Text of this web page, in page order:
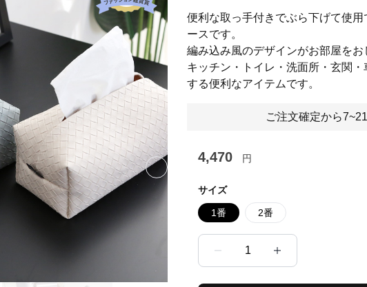
Next slide
便利な取っ手付きでぶら下げて使
ースです。
編み込み風のデザインがお部屋をお
キッチン・トイレ・洗面所・玄関
する便利なアイテムです。
ご注文確定から
4,470 円
サイズ
1番 2番
1